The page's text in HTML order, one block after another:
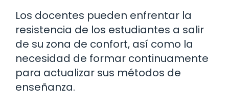
Los docentes pueden enfrentar la
resistencia de los estudiantes a salir
de su zona de confort, así como la
necesidad de formar continuamente
para actualizar sus métodos de
enseñanza.